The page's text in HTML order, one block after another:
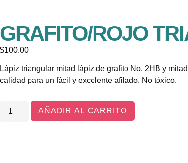
GRAFITO/ROJO
$100.00
Lápiz triangular mitad lápiz de grafito No. 2HB y
calidad para un fácil y excelente afilado. No tóxico.
AÑADIR AL CARRITO